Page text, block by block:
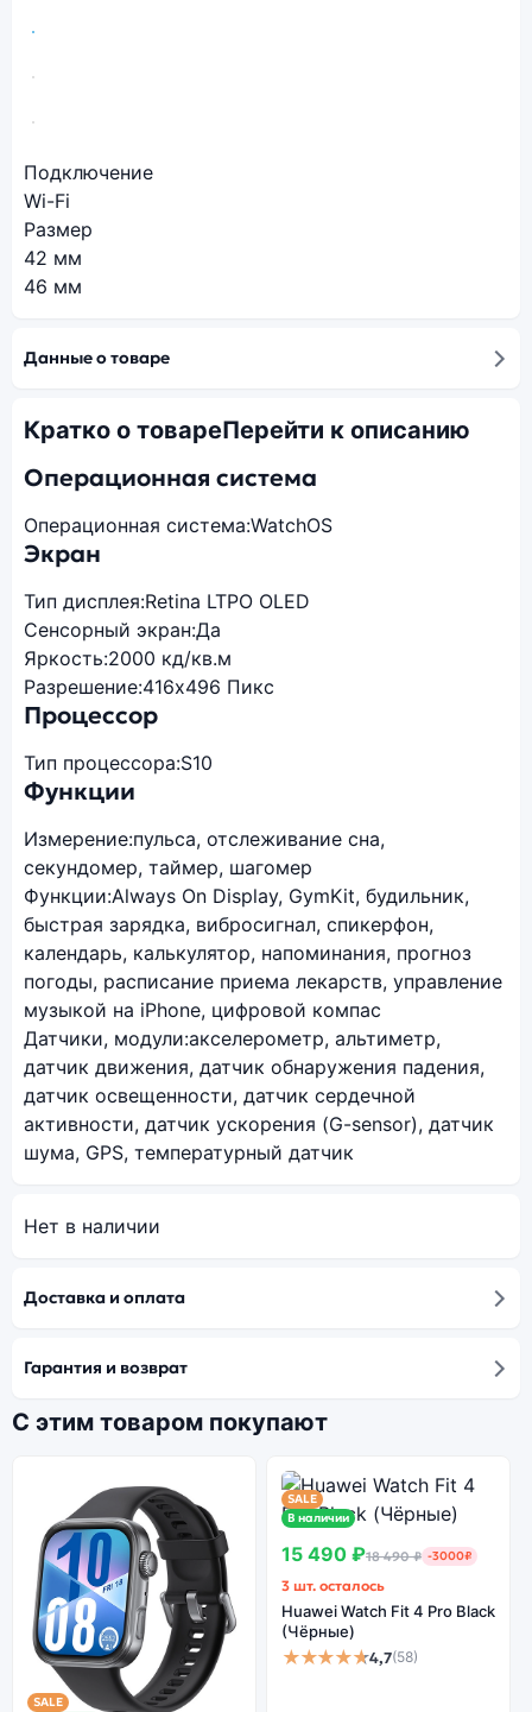
Подключение
Wi-Fi
Размер
42 мм
46 мм
Данные о товаре
Кратко о товареПерейти к описанию
Операционная система
Операционная система:WatchOS
Экран
Тип дисплея:Retina LTPO OLED
Сенсорный экран:Да
Яркость:2000 кд/кв.м
Разрешение:416x496 Пикс
Процессор
Тип процессора:S10
Функции
Измерение:пульса, отслеживание сна,
секундомер, таймер, шагомер
Функции:Always On Display, GymKit, будильник,
быстрая зарядка, вибросигнал, спикерфон,
календарь, калькулятор, напоминания, прогноз
погоды, расписание приема лекарств, управление
музыкой на iPhone, цифровой компас
Датчики, модули:акселерометр, альтиметр,
датчик движения, датчик обнаружения падения,
датчик освещенности, датчик сердечной
активности, датчик ускорения (G-sensor), датчик
шума, GPS, температурный датчик
Нет в наличии
Доставка и оплата
Гарантия и возврат
С этим товаром покупают
SALE
SALE
В наличии
15 490 ₽18 490 ₽ -3000₽
3 шт. осталось
Huawei Watch Fit 4 Pro Black
(Чёрные)
★★★★★4,7(58)